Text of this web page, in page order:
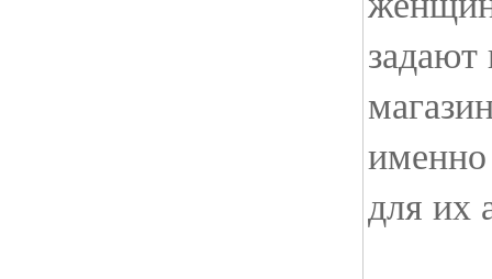
задают
для их